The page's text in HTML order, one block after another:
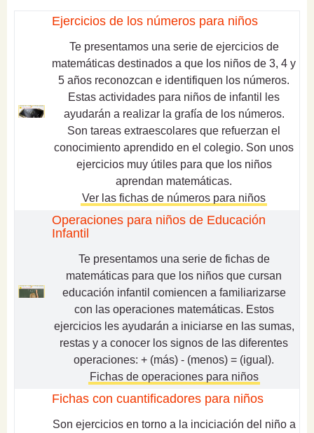
Ejercicios de los números para niños
Te presentamos una serie de ejercicios de
matemáticas destinados a que los niños de 3, 4 y
5 años reconozcan e identifiquen los números.
Estas actividades para niños de infantil les
ayudarán a realizar la grafía de los números.
Son tareas extraescolares que refuerzan el
conocimiento aprendido en el colegio. Son unos
ejercicios muy útiles para que los niños
aprendan matemáticas.
Ver las fichas de números para niños
Operaciones para niños de Educación
Infantil
Te presentamos una serie de fichas de
matemáticas para que los niños que cursan
educación infantil comiencen a familiarizarse
con las operaciones matemáticas. Estos
ejercicios les ayudarán a iniciarse en las sumas,
restas y a conocer los signos de las diferentes
operaciones: + (más) - (menos) = (igual).
Fichas de operaciones para niños
Fichas con cuantificadores para niños
Son ejercicios en torno a la inciciación del niño a